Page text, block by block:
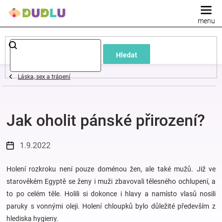
Hledat
Dětské
a
oblečení
Pokojíček
a
kojenecká
Láska, sex a trápení
Jak oholit pánské přirození?
1.9.2022
Holení rozkroku není pouze doménou žen, ale také mužů. Již ve
starověkém Egyptě se ženy i muži zbavovali tělesného ochlupení, a
to po celém těle. Holili si dokonce i hlavy a namísto vlasů nosili
paruky s vonnými oleji. Holení chloupků bylo důležité především z
hlediska hygieny.